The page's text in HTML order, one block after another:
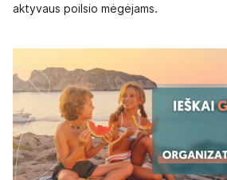
aktyvaus poilsio mėgėjams.